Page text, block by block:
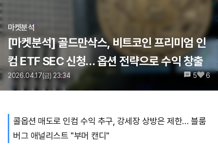
마켓분석
[마켓분석] 골드만삭스, 비트코인 프리미엄 인
컴 ETF SEC 신청… 옵션 전략으로 수익 창출
2026.04.17(금) 23:34 5 6
콜옵션 매도로 인컴 수익 추구, 강세장 상방은 제한… 블룸
버그 애널리스트 "부머 캔디"